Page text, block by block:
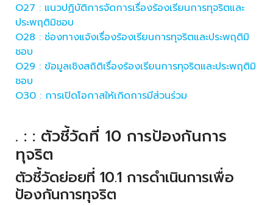
O27 : แนวปฏิบัติการจัดการเรื่องร้องเรียนการทุจริตและ
ประพฤติมิชอบ
O28 : ช่องทางแจ้งเรื่องร้องเรียนการทุจริตและประพฤติมิ
ชอบ
O29 : ข้อมูลเชิงสถิติเรื่องร้องเรียนการทุจริตและประพฤติมิ
ชอบ
O30 : การเปิดโอกาสให้เกิดการมีส่วนร่วม
. : : ตัวชี้วัดที่ 10 การป้องกันการ
ทุจริต
ตัวชี้วัดย่อยที่ 10.1 การดำเนินการเพื่อ
ป้องกันการทุจริต